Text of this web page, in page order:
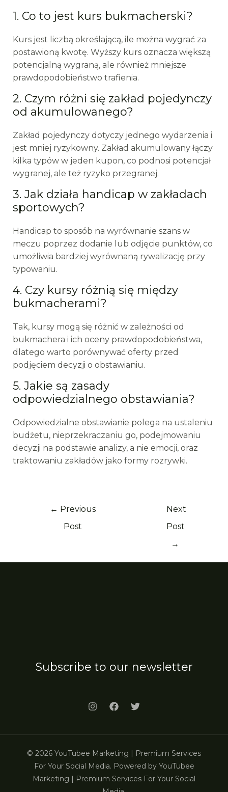
1. Co to jest kurs bukmacherski?
Kurs jest liczbą określającą, ile można wygrać za
postawioną kwotę. Wyższy kurs oznacza większą
potencjalną wygraną, ale również mniejsze
prawdopodobieństwo trafienia.
2. Czym różni się zakład pojedynczy
od akumulowanego?
Zakład pojedynczy dotyczy jednego wydarzenia i
jest mniej ryzykowny. Zakład akumulowany łączy
kilka typów w jeden kupon, co podnosi potencjał
wygranej, ale też ryzyko przegranej.
3. Jak działa handicap w zakładach
sportowych?
Handicap to sposób na wyrównanie szans w
meczu poprzez dodanie lub odjęcie punktów, co
umożliwia bardziej wyrównaną rywalizację przy
typowaniu.
4. Czy kursy różnią się między
bukmacherami?
Tak, kursy mogą się różnić w zależności od
bukmachera i ich oceny prawdopodobieństwa,
dlatego warto porównywać oferty przed
podjęciem decyzji o obstawianiu.
5. Jakie są zasady
odpowiedzialnego obstawiania?
Odpowiedzialne obstawianie polega na ustaleniu
budżetu, nieprzekraczaniu go, podejmowaniu
decyzji na podstawie analizy, a nie emocji, oraz
traktowaniu zakładów jako formy rozrywki.
← Previous
Post
Next
Post
→
Subscribe to our newsletter
© 2026 YouTubee Marketing | Premium Services
For Your Social Media. Powered by YouTubee
Marketing | Premium Services For Your Social